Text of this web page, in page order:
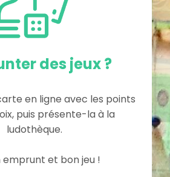
des jeux ?
en ligne avec les points
puis présente-la à la
ludothèque.
emprunt et bon jeu !